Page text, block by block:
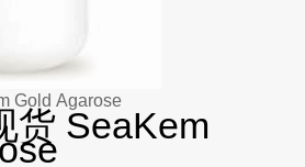
Gold Agarose
货 SeaKem